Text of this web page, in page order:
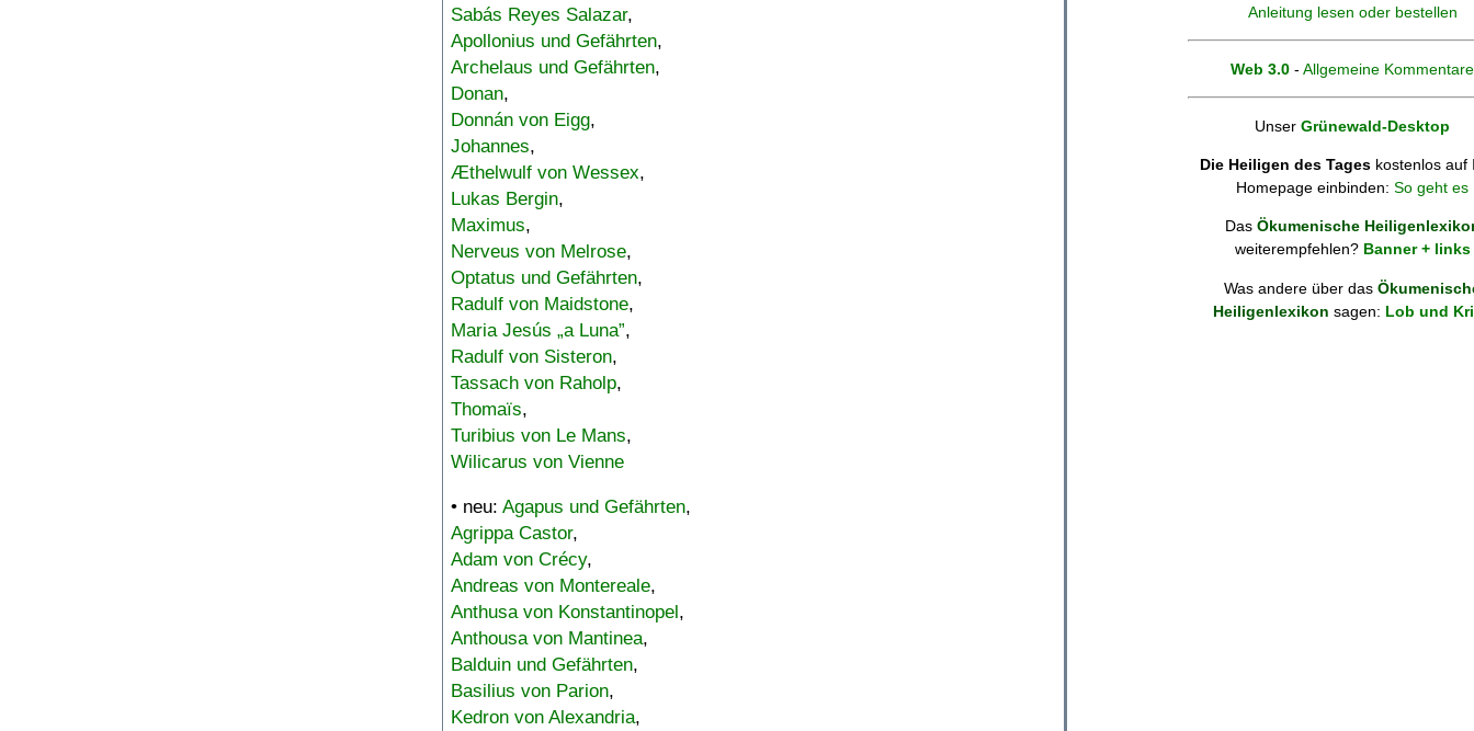
Sabás Reyes Salazar,
Apollonius und Gefährten,
Archelaus und Gefährten,
Donan,
Donnán von Eigg,
Johannes,
Æthelwulf von Wessex,
Lukas Bergin,
Maximus,
Nerveus von Melrose,
Optatus und Gefährten,
Radulf von Maidstone,
Maria Jesús „a Luna”,
Radulf von Sisteron,
Tassach von Raholp,
Thomaïs,
Turibius von Le Mans,
Wilicarus von Vienne
• neu: Agapus und Gefährten,
Agrippa Castor,
Adam von Crécy,
Andreas von Montereale,
Anthusa von Konstantinopel,
Anthousa von Mantinea,
Balduin und Gefährten,
Basilius von Parion,
Kedron von Alexandria,
Anleitung lesen oder bestellen
Web 3.0 - Allgemeine Kommentare
Unser Grünewald-Desktop
Die Heiligen des Tages kostenlos auf
Homepage einbinden: So geht es
Das Ökumenische
weiterempfehlen? Banner + links
Was andere über das
Heiligenlexikon sagen: Lob und